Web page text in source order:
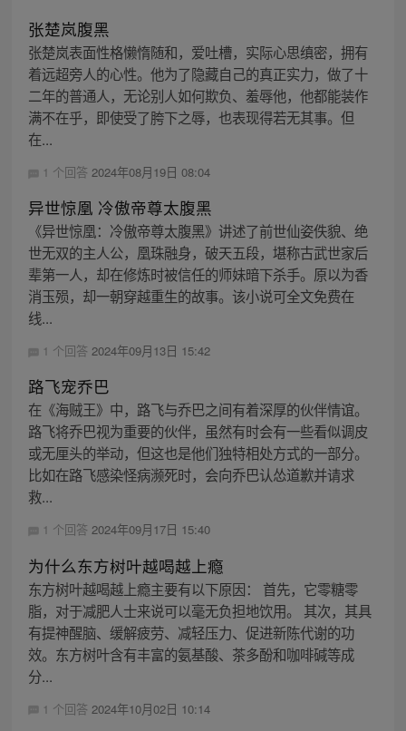
张楚岚腹黑
张楚岚表面性格懒惰随和，爱吐槽，实际心思缜密，拥有
着远超旁人的心性。他为了隐藏自己的真正实力，做了十
二年的普通人，无论别人如何欺负、羞辱他，他都能装作
满不在乎，即使受了胯下之辱，也表现得若无其事。但
在...
1 个回答 2024年08月19日 08:04
异世惊凰 冷傲帝尊太腹黑
《异世惊凰：冷傲帝尊太腹黑》讲述了前世仙姿佚貌、绝
世无双的主人公，凰珠融身，破天五段，堪称古武世家后
辈第一人，却在修炼时被信任的师妹暗下杀手。原以为香
消玉殒，却一朝穿越重生的故事。该小说可全文免费在
线...
1 个回答 2024年09月13日 15:42
路飞宠乔巴
在《海贼王》中，路飞与乔巴之间有着深厚的伙伴情谊。
路飞将乔巴视为重要的伙伴，虽然有时会有一些看似调皮
或无厘头的举动，但这也是他们独特相处方式的一部分。
比如在路飞感染怪病濒死时，会向乔巴认怂道歉并请求
救...
1 个回答 2024年09月17日 15:40
为什么东方树叶越喝越上瘾
东方树叶越喝越上瘾主要有以下原因： 首先，它零糖零
脂，对于减肥人士来说可以毫无负担地饮用。 其次，其具
有提神醒脑、缓解疲劳、减轻压力、促进新陈代谢的功
效。东方树叶含有丰富的氨基酸、茶多酚和咖啡碱等成
分...
1 个回答 2024年10月02日 10:14